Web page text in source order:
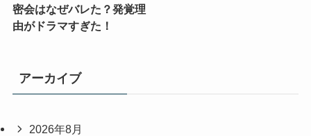
密会はなぜバレた？発覚理
由がドラマすぎた！
アーカイブ
2026年8月